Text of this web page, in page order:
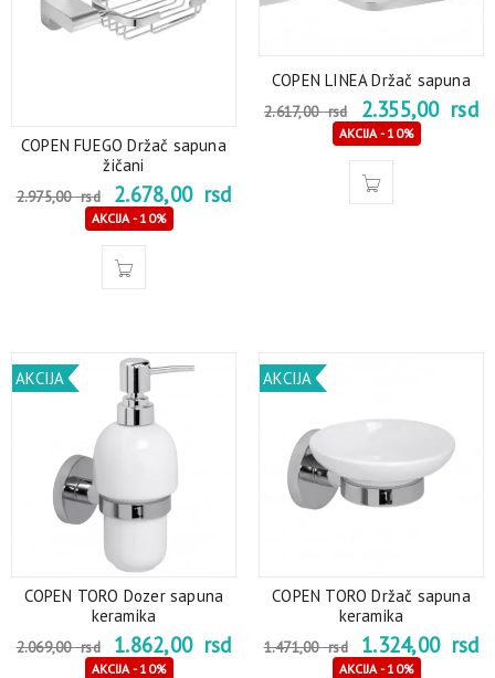
COPEN FUEGO Držač sapuna
žičani
2.975,00rsd 2.678,00 rsd
AKCIJA - 10%
COPEN LINEA Držač sapuna
2.617,00rsd 2.355,00 rsd
AKCIJA - 10%
AKCIJA
COPEN TORO Dozer sapuna
keramika
2.069,00rsd 1.862,00 rsd
AKCIJA - 10%
AKCIJA
COPEN TORO Držač sapuna
keramika
1.471,00rsd 1.324,00 rsd
AKCIJA - 10%